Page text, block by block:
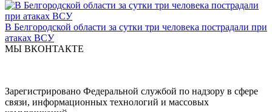
В Белгородской области за сутки три человека пострадали при
атаках ВСУ
МЫ ВКОНТАКТЕ
Зарегистрировано Федеральной службой по надзору в сфере
связи, информационных технологий и массовых